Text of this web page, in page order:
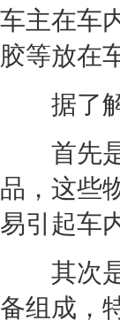
车主在车
胶等放在
据了解
首先是
品，这些
易引起车
其次是
备组成，